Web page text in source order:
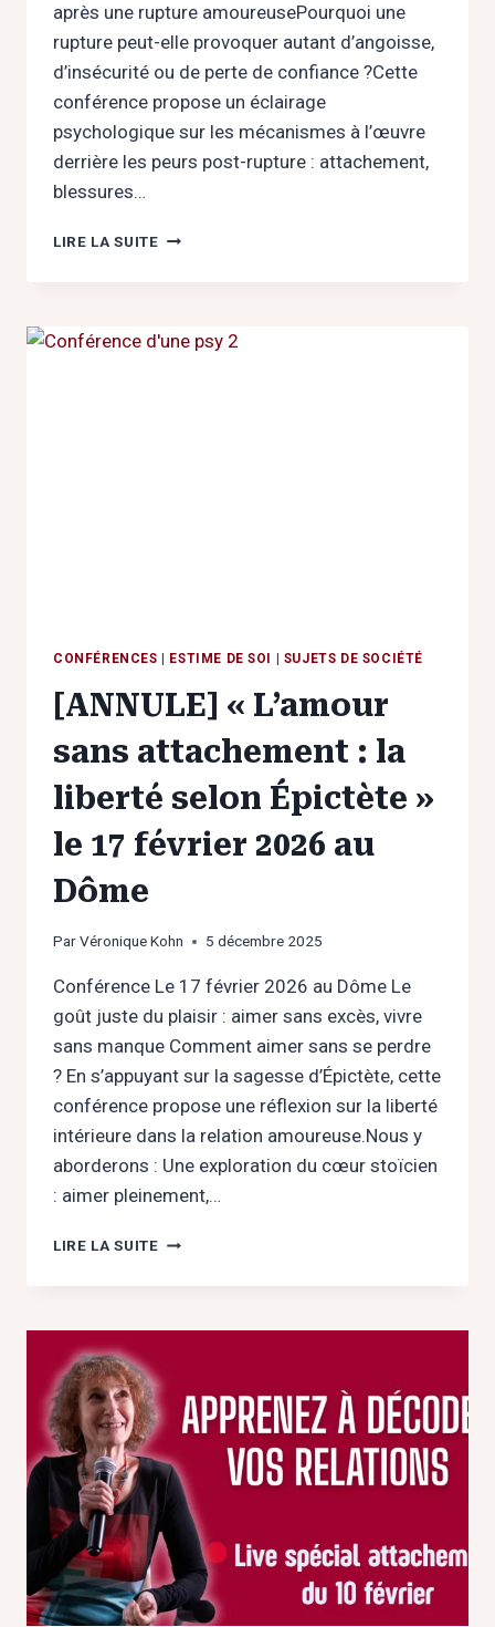
après une rupture amoureusePourquoi une
rupture peut-elle provoquer autant d’angoisse,
d’insécurité ou de perte de confiance ?Cette
conférence propose un éclairage
psychologique sur les mécanismes à l’œuvre
derrière les peurs post-rupture : attachement,
blessures…
LIRE LA SUITED’OÙ
UNE
CONFÉRENCES ESTIME DE SOI SUJETS DE SOCIÉTÉ
[ANNULE] « L’amour
sans attachement : la
liberté selon Épictète »
le 17 février 2026 au
Dôme
ParVéronique Kohn 5 décembre 2025
Conférence Le 17 février 2026 au Dôme Le
goût juste du plaisir : aimer sans excès, vivre
sans manque Comment aimer sans se perdre
? En s’appuyant sur la sagesse d’Épictète, cette
conférence propose une réflexion sur la liberté
intérieure dans la relation amoureuse.Nous y
aborderons : Une exploration du cœur stoïcien
: aimer pleinement,…
LIRE LA SUITE[ANNULE]
ATTACHEMENT
LA
LIBERTÉ
SELON
ÉPICTÈTE
»
LE
17
FÉVRIER
2026
AU
DÔME